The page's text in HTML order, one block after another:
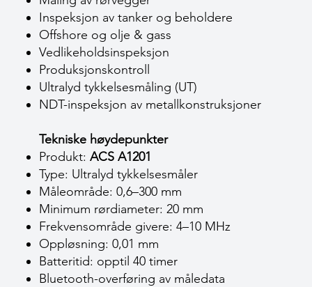
Inspeksjon av tanker og beholdere
Offshore og olje & gass
Vedlikeholdsinspeksjon
Produksjonskontroll
Ultralyd tykkelsesmåling (UT)
NDT-inspeksjon av metallkonstruksjoner
Tekniske høydepunkter
Produkt: ACS A1201
Type: Ultralyd tykkelsesmåler
Måleområde: 0,6–300 mm
Minimum rørdiameter: 20 mm
Frekvensområde givere: 4–10 MHz
Oppløsning: 0,01 mm
Batteritid: opptil 40 timer
Bluetooth-overføring av måledata